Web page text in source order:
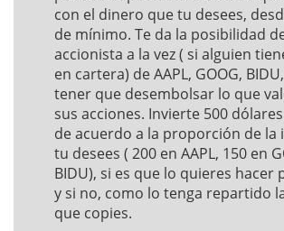
con el dinero que tu desees,
de mínimo. Te da la posibilidad
accionista a la vez ( si alguien
en cartera) de AAPL, GOOG,
tener que desembolsar lo que
sus acciones. Invierte 500
de acuerdo a la proporción de la
tu desees ( 200 en AAPL, 150 en
BIDU), si es que lo quieres hacer
y si no, como lo tenga repartido
que copies.